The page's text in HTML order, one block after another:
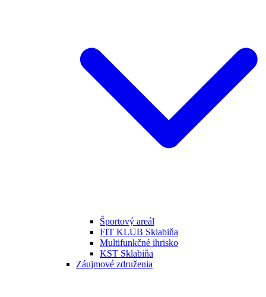
Športový areál
FIT KLUB Sklabiňa
Multifunkčné ihrisko
KST Sklabiňa
Záujmové združenia